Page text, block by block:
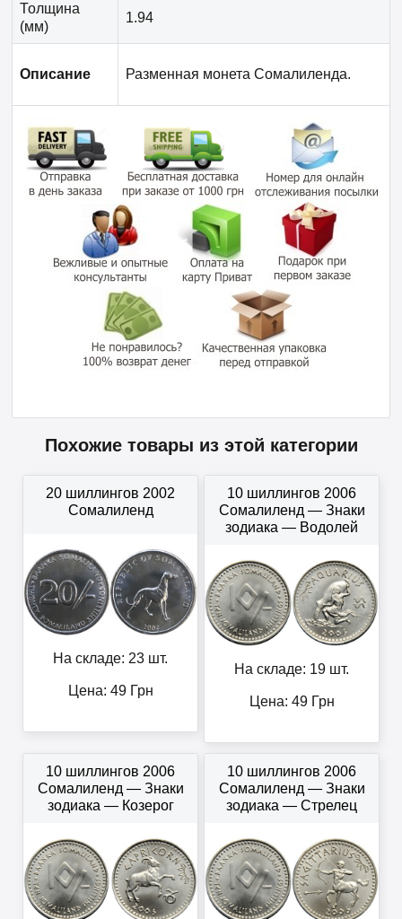
Толщина
(мм)
1.94
Описание Разменная монета Сомалиленда.
Похожие товары из этой категории
20 шиллингов 2002
Сомалиленд
На складе: 23 шт.
Цена: 49Грн
10 шиллингов 2006
Сомалиленд — Знаки
зодиака — Водолей
На складе: 19 шт.
Цена: 49Грн
10 шиллингов 2006
Сомалиленд — Знаки
зодиака — Козерог
10 шиллингов 2006
Сомалиленд — Знаки
зодиака — Стрелец